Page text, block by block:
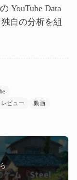
YouTube Data
自の分析を組
レビュー
動画